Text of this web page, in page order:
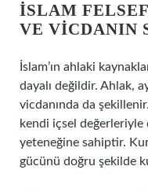
İSLAM
VE VICDANIN
İslam’ın ahlaki
dayalı değildir. Ahlak,
vicdanında da
kendi içsel değerleriyle
yeteneğine sahiptir.
gücünü doğru şekilde